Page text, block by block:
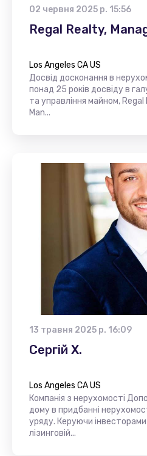
02 червня 2025 р. 15:56
Regal Realty,
Los Angeles CA US
Досвід досконання в
понад 25 років досвіду в
та управління майном,
Man...
13 травня 2025 р. 16:09
Сергій Х.
Los Angeles CA US
Компанія з нерухомості
дому в придбанні
уряду. Керуючи
лізинговій...